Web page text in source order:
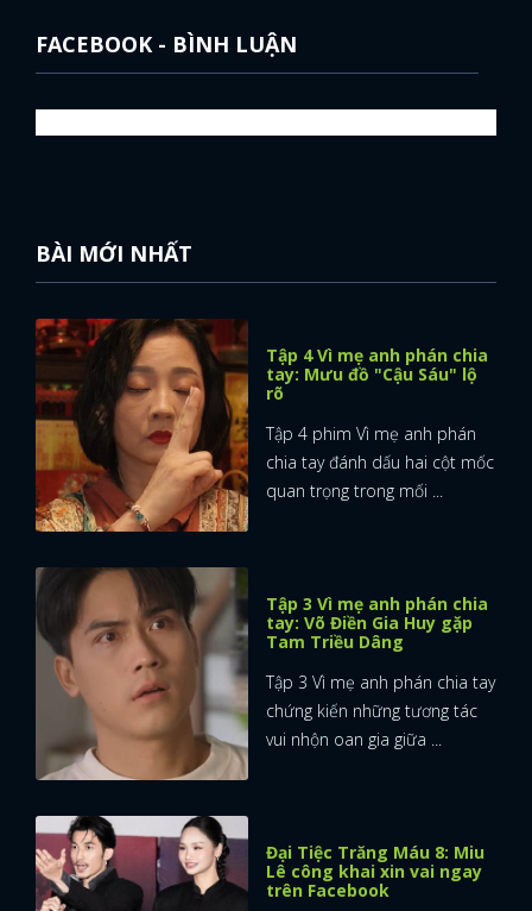
FACEBOOK - BÌNH LUẬN
BÀI MỚI NHẤT
Tập 4 Vì mẹ anh phán chia
tay: Mưu đồ "Cậu Sáu" lộ
rõ
Tập 4 phim Vì mẹ anh phán
chia tay đánh dấu hai cột mốc
quan trọng trong mối ...
Tập 3 Vì mẹ anh phán chia
tay: Võ Điền Gia Huy gặp
Tam Triều Dâng
Tập 3 Vì mẹ anh phán chia tay
chứng kiến những tương tác
vui nhộn oan gia giữa ...
Đại Tiệc Trăng Máu 8: Miu
Lê công khai xin vai ngay
trên Facebook